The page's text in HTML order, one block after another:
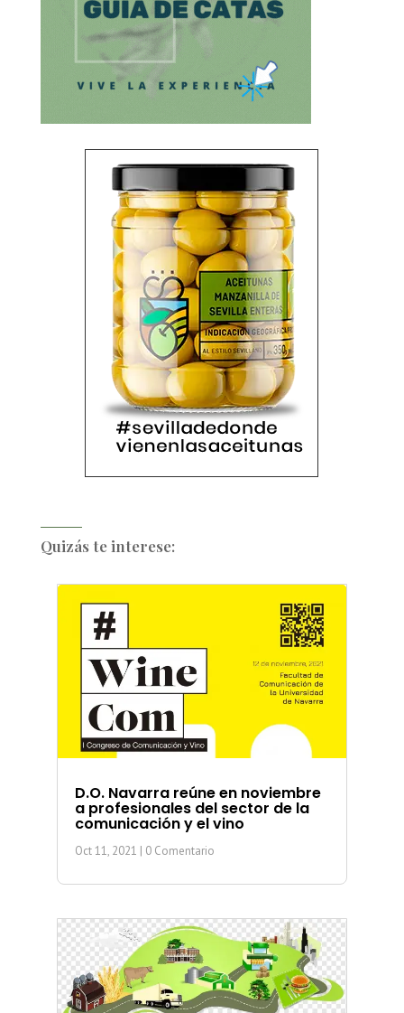
Quizás te interese:
D.O. Navarra reúne en noviembre
a profesionales del sector de la
comunicación y el vino
Oct 11, 2021 | 0 Comentario